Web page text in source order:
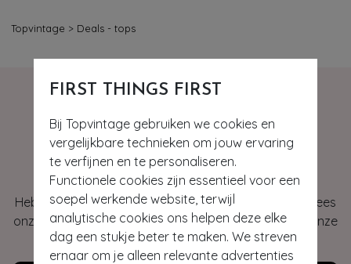
FIRST THINGS FIRST
Bij Topvintage gebruiken we cookies en
vergelijkbare technieken om jouw ervaring
te verfijnen en te personaliseren.
Functionele cookies zijn essentieel voor een
soepel werkende website, terwijl
analytische cookies ons helpen deze elke
dag een stukje beter te maken. We streven
ernaar om je alleen relevante advertenties
Topvintage > Deals - tops
Hey gorgeous
Heb je vragen of heb je hulp nodig bij je bestelling? Lees
onze veelgestelde vragen of neem contact op met onze
klantenservice. Wij helpen je graag!